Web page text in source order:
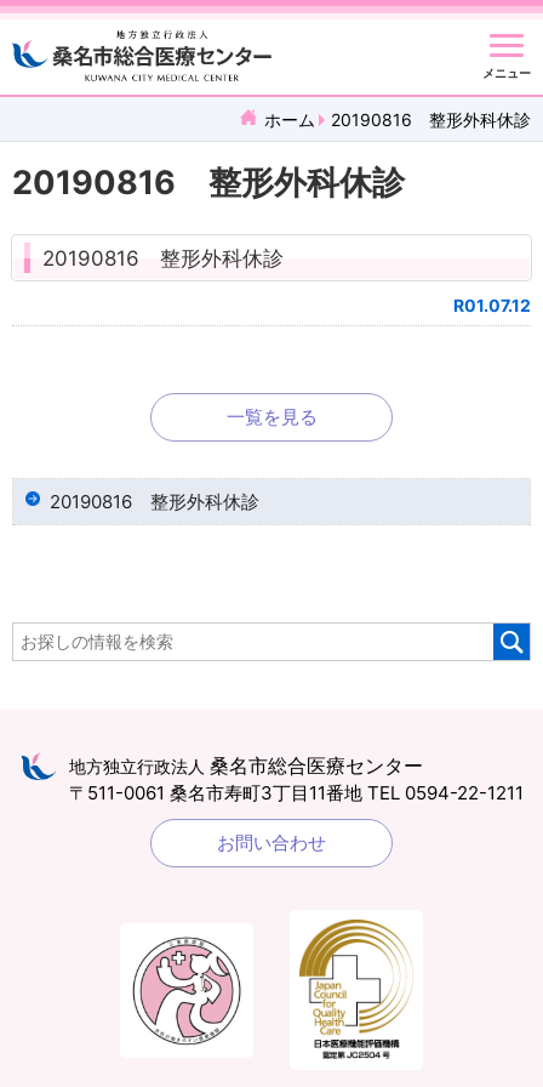
メニュー
ホーム 20190816 整形外科休診
20190816 整形外科休診
20190816 整形外科休診
R01.07.12
一覧を見る
20190816 整形外科休診
地方独立行政法人 桑名市総合医療センター
〒511-0061 桑名市寿町3丁目11番地 TEL 0594-22-1211
お問い合わせ